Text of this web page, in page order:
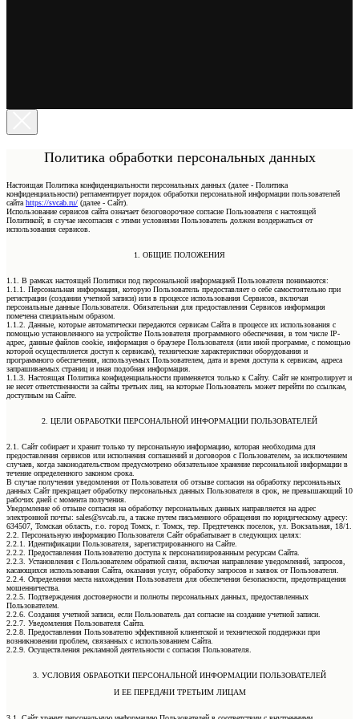
Политика обработки персональных данных
Настоящая Политика конфиденциальности персональных данных (далее - Политика
конфиденциальности) регламентирует порядок обработки персональной информации пользователей
сайта https://svcab.ru/ (далее - Сайт).
Использование сервисов сайта означает безоговорочное согласие Пользователя с настоящей
Политикой; в случае несогласия с этими условиями Пользователь должен воздержаться от
использования сервисов.
1. ОБЩИЕ ПОЛОЖЕНИЯ
1.1. В рамках настоящей Политики под персональной информацией Пользователя понимаются:
1.1.1. Персональная информация, которую Пользователь предоставляет о себе самостоятельно при
регистрации (создании учетной записи) или в процессе использования Сервисов, включая
персональные данные Пользователя. Обязательная для предоставления Сервисов информация
помечена специальным образом.
1.1.2. Данные, которые автоматически передаются сервисам Сайта в процессе их использования с
помощью установленного на устройстве Пользователя программного обеспечения, в том числе IP-
адрес, данные файлов cookie, информация о браузере Пользователя (или иной программе, с помощью
которой осуществляется доступ к сервисам), технические характеристики оборудования и
программного обеспечения, используемых Пользователем, дата и время доступа к сервисам, адреса
запрашиваемых страниц и иная подобная информация.
1.1.3. Настоящая Политика конфиденциальности применяется только к Сайту. Сайт не контролирует и
не несет ответственности за сайты третьих лиц, на которые Пользователь может перейти по ссылкам,
доступным на Сайте.
2. ЦЕЛИ ОБРАБОТКИ ПЕРСОНАЛЬНОЙ ИНФОРМАЦИИ ПОЛЬЗОВАТЕЛЕЙ
2.1. Сайт собирает и хранит только ту персональную информацию, которая необходима для
предоставления сервисов или исполнения соглашений и договоров с Пользователем, за исключением
случаев, когда законодательством предусмотрено обязательное хранение персональной информации в
течение определенного законом срока.
В случае получения уведомления от Пользователя об отзыве согласия на обработку персональных
данных Сайт прекращает обработку персональных данных Пользователя в срок, не превышающий 10
рабочих дней с момента получения.
Уведомление об отзыве согласия на обработку персональных данных направляется на адрес
электронной почты: sales@svcab.ru, а также путем письменного обращения по юридическому адресу:
634507, Томская область, г.о. город Томск, г. Томск, тер. Предтеченск поселок, ул. Вокзальная, 18/1.
2.2. Персональную информацию Пользователя Сайт обрабатывает в следующих целях:
2.2.1. Идентификации Пользователя, зарегистрированного на Сайте.
2.2.2. Предоставления Пользователю доступа к персонализированным ресурсам Сайта.
2.2.3. Установления с Пользователем обратной связи, включая направление уведомлений, запросов,
касающихся использования Сайта, оказания услуг, обработку запросов и заявок от Пользователя.
2.2.4. Определения места нахождения Пользователя для обеспечения безопасности, предотвращения
мошенничества.
2.2.5. Подтверждения достоверности и полноты персональных данных, предоставленных
Пользователем.
2.2.6. Создания учетной записи, если Пользователь дал согласие на создание учетной записи.
2.2.7. Уведомления Пользователя Сайта.
2.2.8. Предоставления Пользователю эффективной клиентской и технической поддержки при
возникновении проблем, связанных с использованием Сайта.
2.2.9. Осуществления рекламной деятельности с согласия Пользователя.
3. УСЛОВИЯ ОБРАБОТКИ ПЕРСОНАЛЬНОЙ ИНФОРМАЦИИ ПОЛЬЗОВАТЕЛЕЙ
И ЕЕ ПЕРЕДАЧИ ТРЕТЬИМ ЛИЦАМ